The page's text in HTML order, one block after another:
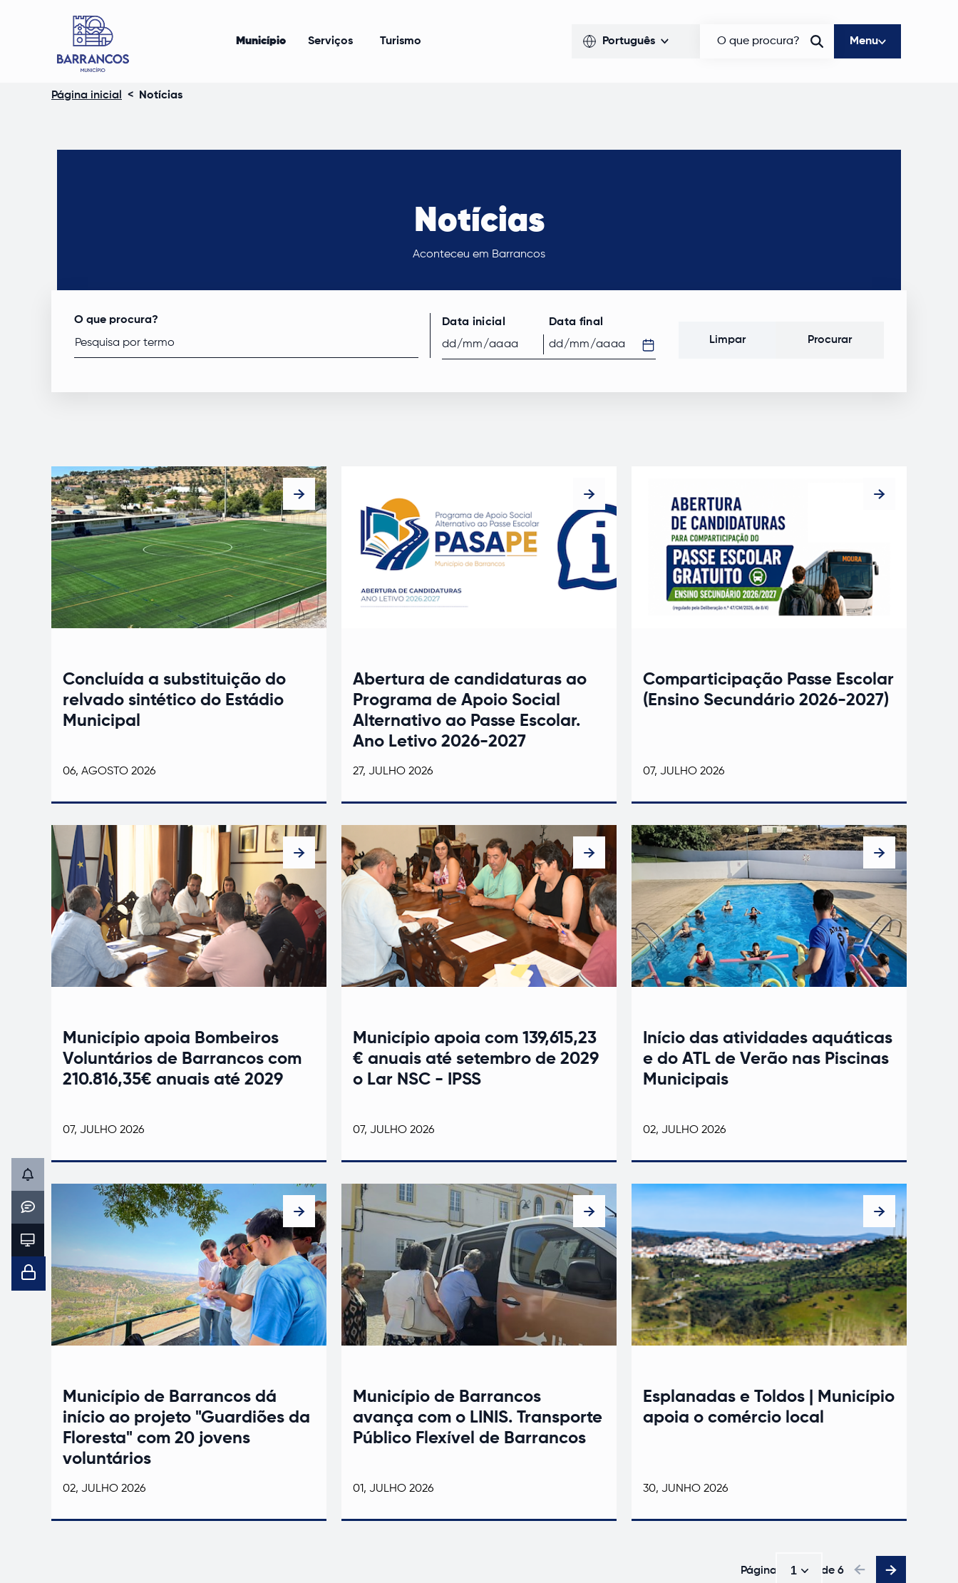
Município Serviços Turismo Português O que procura? Menu
Página inicial < Notícias
Notícias
Aconteceu em Barrancos
O que procura?
Data inicial Data final
Data inicial
Data final
Limpar
Procurar
Concluída a substituição do
relvado sintético do Estádio
Municipal
06, AGOSTO 2026
Abertura de candidaturas ao
Programa de Apoio Social
Alternativo ao Passe Escolar.
Ano Letivo 2026-2027
27, JULHO 2026
Comparticipação Passe Escolar
(Ensino Secundário 2026-2027)
07, JULHO 2026
Município apoia Bombeiros
Voluntários de Barrancos com
210.816,35€ anuais até 2029
07, JULHO 2026
Município apoia com 139,615,23
€ anuais até setembro de 2029
o Lar NSC - IPSS
07, JULHO 2026
Início das atividades aquáticas
e do ATL de Verão nas Piscinas
Municipais
02, JULHO 2026
Município de Barrancos dá
início ao projeto "Guardiões da
Floresta" com 20 jovens
voluntários
02, JULHO 2026
Município de Barrancos
avança com o LINIS. Transporte
Público Flexível de Barrancos
01, JULHO 2026
Esplanadas e Toldos | Município
apoia o comércio local
30, JUNHO 2026
Página 1
1 de 6